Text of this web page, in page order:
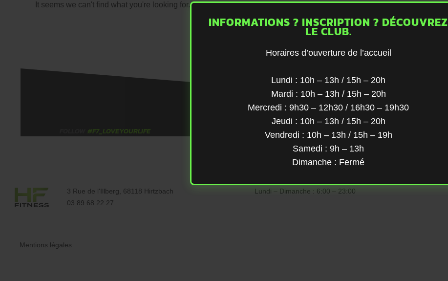
It seems we can't find what you're looking for.
#F7_LOVEYOURLIFE
3 Rue de l'Illberg, 68118 Hirtzbach
03 89 68 22 27
Lundi – Dimanche : 6:00 – 23:00
Mentions légales
INFORMATIONS ? INSCRIPTION ? DÉCOUVREZ
LE CLUB.
Horaires d’ouverture de l’accueil
Lundi : 10h – 13h / 15h – 20h
Mardi : 10h – 13h / 15h – 20h
Mercredi : 9h30 – 12h30 / 16h30 – 19h30
Jeudi : 10h – 13h / 15h – 20h
Vendredi : 10h – 13h / 15h – 19h
Samedi : 9h – 13h
Dimanche : Fermé